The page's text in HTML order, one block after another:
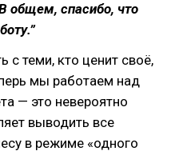
общем, спасибо, что
с теми, кто ценит своё,
мы работаем над
— это невероятно
выводить все
в режиме «одного